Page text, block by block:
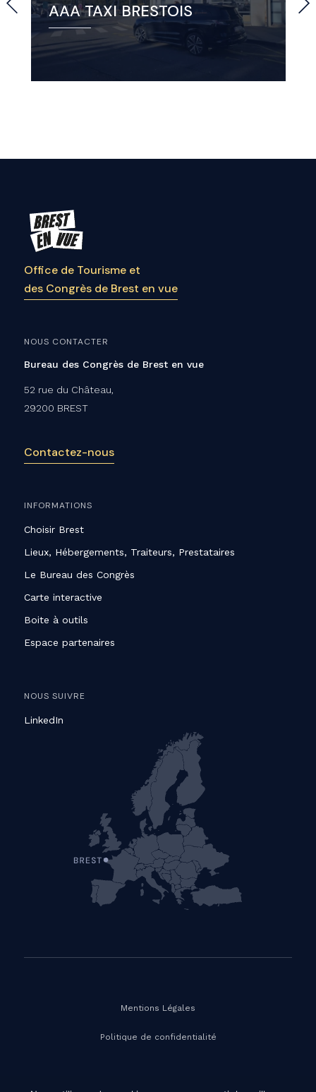
AAA TAXI BRESTOIS
Office de Tourisme et
des Congrès de Brest en vue
NOUS CONTACTER
Bureau des Congrès de Brest en vue
52 rue du Château,
29200 BREST
Contactez-nous
INFORMATIONS
Choisir Brest
Lieux, Hébergements, Traiteurs, Prestataires
Le Bureau des Congrès
Carte interactive
Boite à outils
Espace partenaires
NOUS SUIVRE
LinkedIn
Mentions Légales
Politique de confidentialité